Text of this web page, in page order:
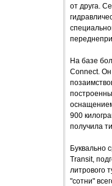
от друга.
На базе
Connect. Он
900
получила
Буквально
Transit,
литрового
"сотни"